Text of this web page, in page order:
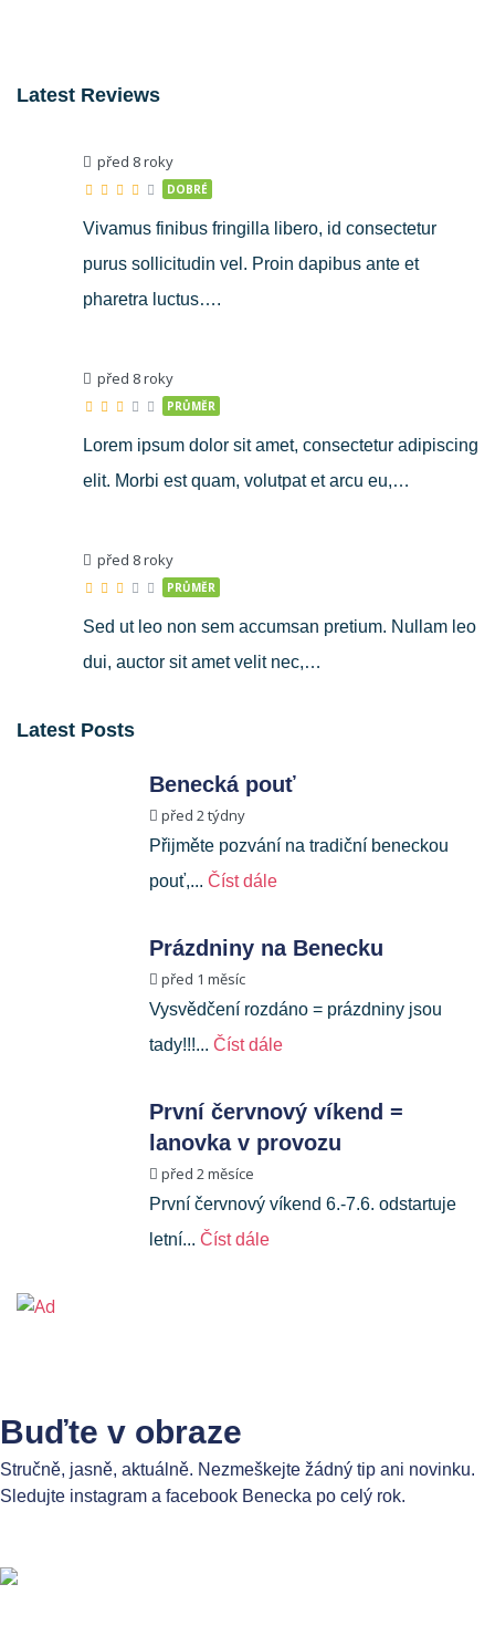
Latest Reviews
před 8 roky
DOBRÉ
Vivamus finibus fringilla libero, id consectetur
purus sollicitudin vel. Proin dapibus ante et
pharetra luctus….
před 8 roky
PRŮMĚR
Lorem ipsum dolor sit amet, consectetur adipiscing
elit. Morbi est quam, volutpat et arcu eu,…
před 8 roky
PRŮMĚR
Sed ut leo non sem accumsan pretium. Nullam leo
dui, auctor sit amet velit nec,…
Latest Posts
Benecká pouť
před 2 týdny
Přijměte pozvání na tradiční beneckou
pouť,... Číst dále
Prázdniny na Benecku
před 1 měsíc
Vysvědčení rozdáno = prázdniny jsou
tady!!!... Číst dále
První červnový víkend =
lanovka v provozu
před 2 měsíce
První červnový víkend 6.-7.6. odstartuje
letní... Číst dále
Buďte v obraze
Stručně, jasně, aktuálně. Nezmeškejte žádný tip ani novinku.
Sledujte instagram a facebook Benecka po celý rok.